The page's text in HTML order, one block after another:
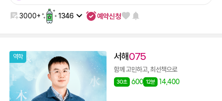
3000+ 1346 예약신청
역학 서해075
함께 고민하고, 최선책으로
30초 600 12분 14,400